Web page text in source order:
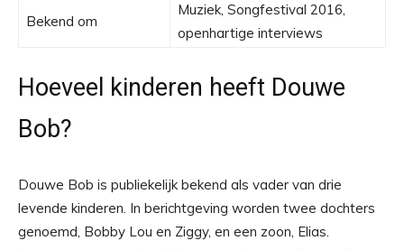
Bekend om
Muziek, Songfestival 2016,
openhartige interviews
Hoeveel kinderen heeft Douwe
Bob?
Douwe Bob is publiekelijk bekend als vader van drie
levende kinderen. In berichtgeving worden twee dochters
genoemd, Bobby Lou en Ziggy, en een zoon, Elias.